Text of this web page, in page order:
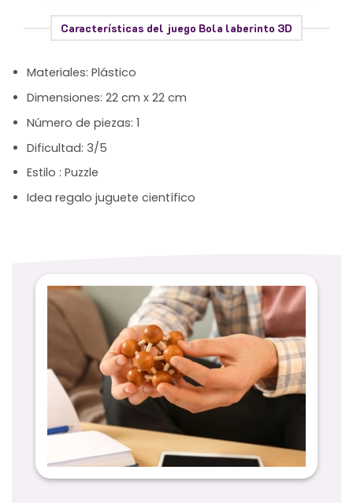
Características del juego Bola laberinto 3D
Materiales: Plástico
Dimensiones: 22 cm x 22 cm
Número de piezas: 1
Dificultad: 3/5
Estilo : Puzzle
Idea regalo juguete científico